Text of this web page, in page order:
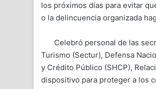
los próximos días para evitar
o la delincuencia organizada
Celebró personal de las
Turismo (Sectur), Defensa
y Crédito Público (SHCP),
dispositivo para proteger a los